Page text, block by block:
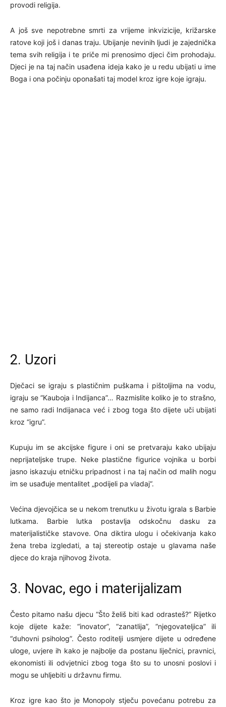
provodi religija.
A još sve nepotrebne smrti za vrijeme inkvizicije, križarske
ratove koji još i danas traju. Ubijanje nevinih ljudi je zajednička
tema svih religija i te priče mi prenosimo djeci čim prohodaju.
Djeci je na taj način usađena ideja kako je u redu ubijati u ime
Boga i ona počinju oponašati taj model kroz igre koje igraju.
2. Uzori
Dječaci se igraju s plastičnim puškama i pištoljima na vodu,
igraju se “Kauboja i Indijanca”… Razmislite koliko je to strašno,
ne samo radi Indijanaca već i zbog toga što dijete uči ubijati
kroz “igru”.
Kupuju im se akcijske figure i oni se pretvaraju kako ubijaju
neprijateljske trupe. Neke plastične figurice vojnika u borbi
jasno iskazuju etničku pripadnost i na taj način od malih nogu
im se usađuje mentalitet „podijeli pa vladaj“.
Većina djevojčica se u nekom trenutku u životu igrala s Barbie
lutkama. Barbie lutka postavlja odskočnu dasku za
materijalističke stavove. Ona diktira ulogu i očekivanja kako
žena treba izgledati, a taj stereotip ostaje u glavama naše
djece do kraja njihovog života.
3. Novac, ego i materijalizam
Često pitamo našu djecu “Što želiš biti kad odrasteš?” Rijetko
koje dijete kaže: “inovator”, “zanatlija”, “njegovateljica” ili
“duhovni psiholog”. Često roditelji usmjere dijete u određene
uloge, uvjere ih kako je najbolje da postanu liječnici, pravnici,
ekonomisti ili odvjetnici zbog toga što su to unosni poslovi i
mogu se uhljebiti u državnu firmu.
Kroz igre kao što je Monopoly stječu povećanu potrebu za